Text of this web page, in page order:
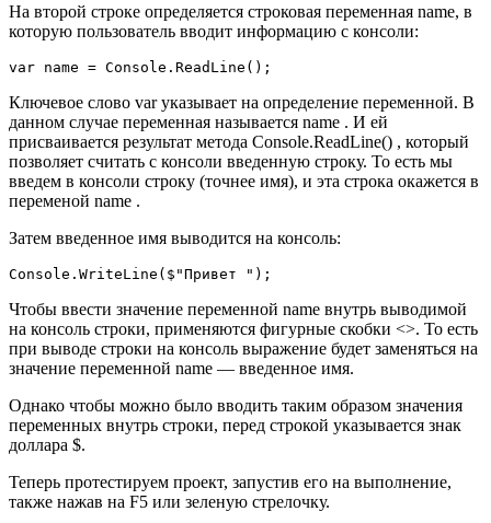
На второй строке определяется строковая переменная name, в
которую пользователь вводит информацию с консоли:
var name = Console.ReadLine();
Ключевое слово var указывает на определение переменной. В
данном случае переменная называется name . И ей
присваивается результат метода Console.ReadLine() , который
позволяет считать с консоли введенную строку. То есть мы
введем в консоли строку (точнее имя), и эта строка окажется в
переменой name .
Затем введенное имя выводится на консоль:
Console.WriteLine($"Привет ");
Чтобы ввести значение переменной name внутрь выводимой
на консоль строки, применяются фигурные скобки <>. То есть
при выводе строки на консоль выражение будет заменяться на
значение переменной name — введенное имя.
Однако чтобы можно было вводить таким образом значения
переменных внутрь строки, перед строкой указывается знак
доллара $.
Теперь протестируем проект, запустив его на выполнение,
также нажав на F5 или зеленую стрелочку.